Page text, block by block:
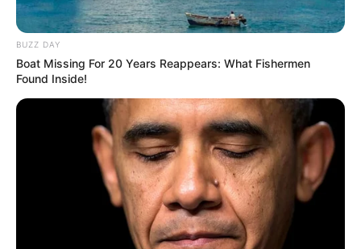
BUZZ DAY
Boat Missing For 20 Years Reappears: What Fishermen
Found Inside!